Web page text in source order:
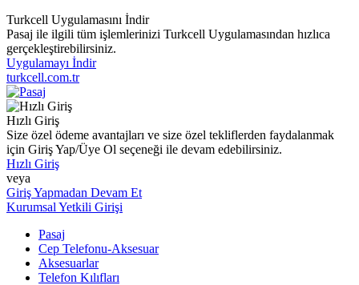
Turkcell Uygulamasını İndir
Pasaj ile ilgili tüm işlemlerinizi Turkcell Uygulamasından hızlıca
gerçekleştirebilirsiniz.
Uygulamayı İndir
turkcell.com.tr
Hızlı Giriş
Size özel ödeme avantajları ve size özel tekliflerden faydalanmak
için Giriş Yap/Üye Ol seçeneği ile devam edebilirsiniz.
Hızlı Giriş
veya
Giriş Yapmadan Devam Et
Kurumsal Yetkili Girişi
Pasaj
Cep Telefonu-Aksesuar
Aksesuarlar
Telefon Kılıfları